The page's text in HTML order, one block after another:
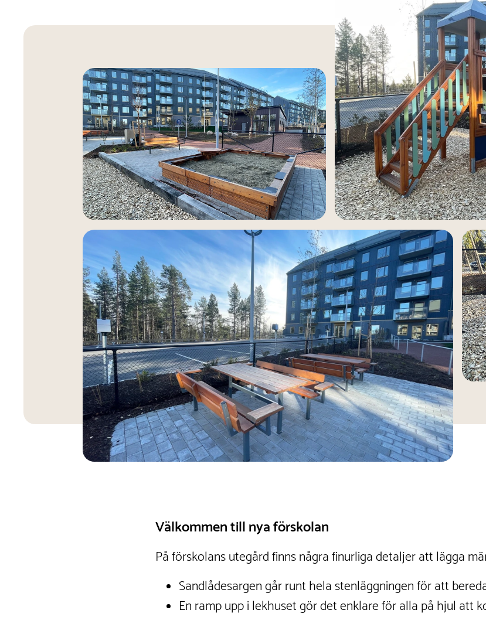
Välkommen till nya förskolan
På förskolans utegård finns några finurliga detaljer att lägga
Sandlådesargen går runt hela stenläggningen för att
En ramp upp i lekhuset gör det enklare för alla på hjul att